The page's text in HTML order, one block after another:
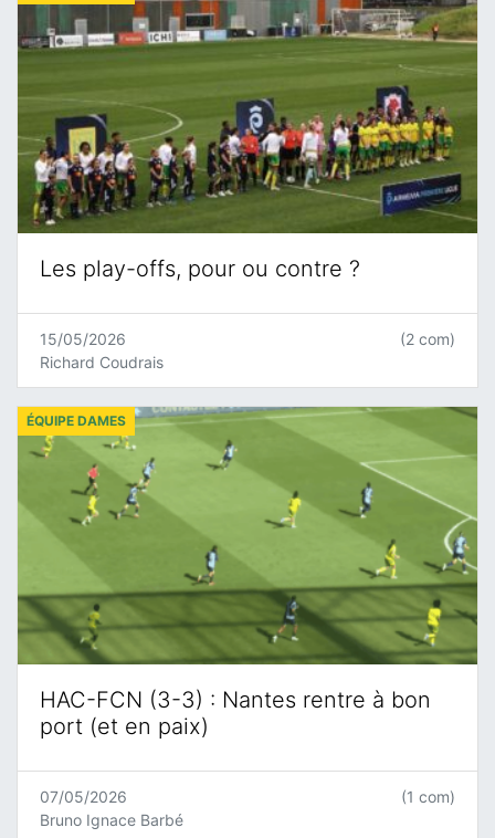
Les play-offs, pour ou contre ?
15/05/2026
Richard Coudrais
(2 com)
HAC-FCN (3-3) : Nantes rentre à bon
port (et en paix)
ÉQUIPE DAMES
07/05/2026
Bruno Ignace Barbé
(1 com)